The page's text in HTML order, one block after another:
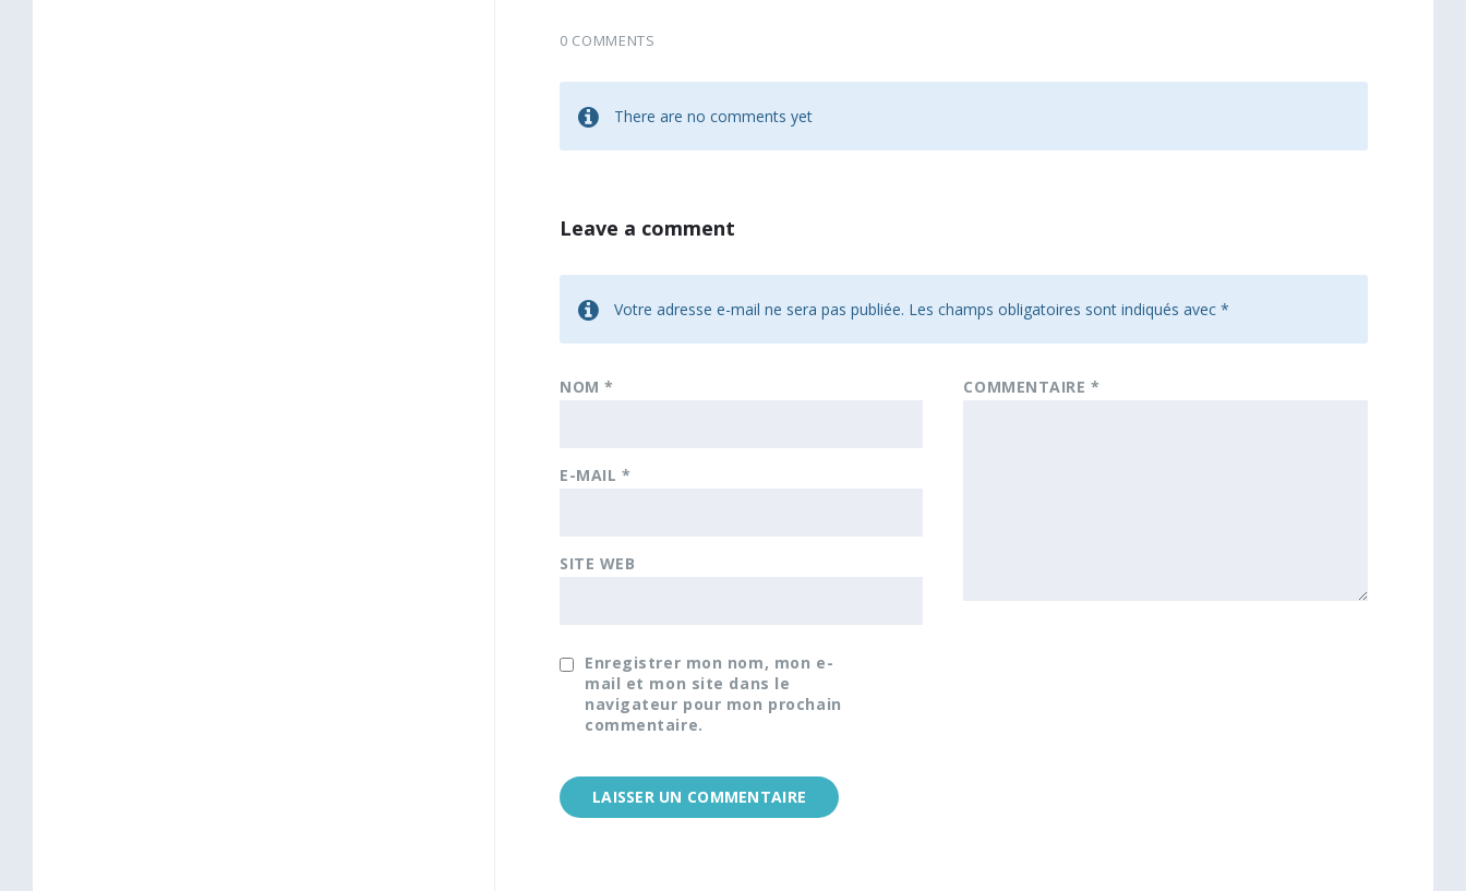
0 COMMENTS
There are no comments yet
Leave a comment
Votre adresse e-mail ne sera pas publiée. Les champs obligatoires sont indiqués avec *
COMMENTAIRE*
NOM*
E-MAIL *
SITE WEB
Enregistrer mon nom, mon e-
mail et mon site dans le
navigateur pour mon prochain
commentaire.